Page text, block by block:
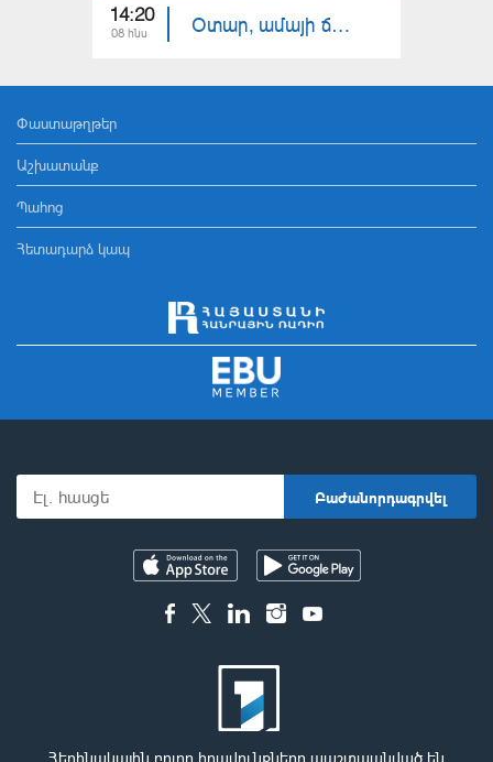
14:20
08 հնս Օտար, ամայի ճամփեքի վրա. Ֆրանկֆուրտ
Փաստաթղթեր
Աշխատանք
Պահոց
Հետադարձ կապ
Հեղինակային բոլոր իրավունքները պաշտպանված են